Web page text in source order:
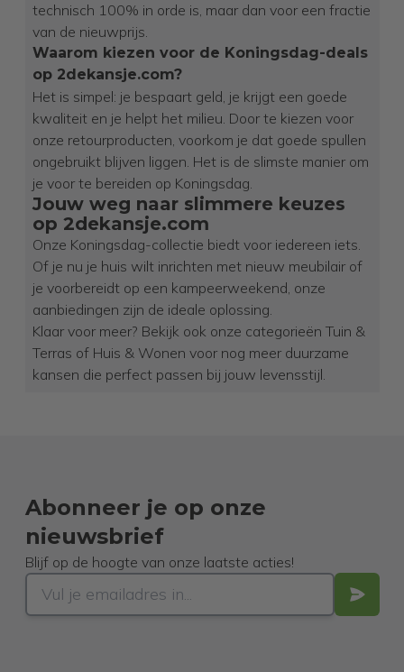
technisch 100% in orde is, maar dan voor een fractie
van de nieuwprijs.
Waarom kiezen voor de Koningsdag-deals
op 2dekansje.com?
Het is simpel: je bespaart geld, je krijgt een goede
kwaliteit en je helpt het milieu. Door te kiezen voor
onze retourproducten, voorkom je dat goede spullen
ongebruikt blijven liggen. Het is de slimste manier om
je voor te bereiden op Koningsdag.
Jouw weg naar slimmere keuzes
op 2dekansje.com
Onze Koningsdag-collectie biedt voor iedereen iets.
Of je nu je huis wilt inrichten met nieuw meubilair of
je voorbereidt op een kampeerweekend, onze
aanbiedingen zijn de ideale oplossing.
Klaar voor meer? Bekijk ook onze categorieën Tuin &
Terras of Huis & Wonen voor nog meer duurzame
kansen die perfect passen bij jouw levensstijl.
Abonneer je op onze
nieuwsbrief
Blijf op de hoogte van onze laatste acties!